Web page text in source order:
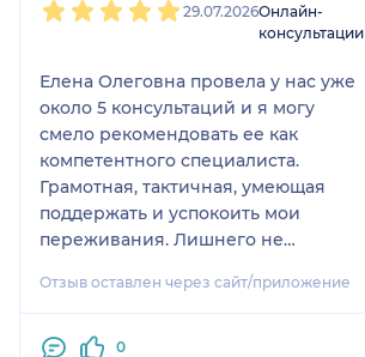
29.07.2026Онлайн-
консультации
Елена Олеговна провела у нас уже
около 5 консультаций и я могу
смело рекомендовать ее как
компетентного специалиста.
Грамотная, тактичная, умеющая
поддержать и успокоить мои
переживания. Лишнего не
Отзыв оставлен через сайт/приложение
0